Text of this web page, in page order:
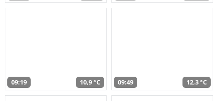
09:19 10,9 °C 09:49 12,3 °C